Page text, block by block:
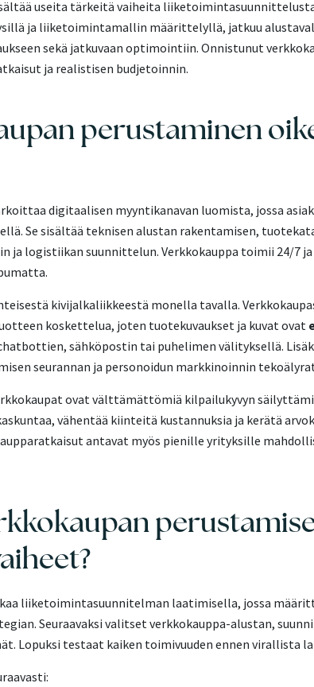
useita tärkeitä vaiheita
ja liiketoimintamallin määrittelyllä, jatkuu
sekä jatkuvaan optimointiin. Onnistunut
ja realistisen budjetoinnin.
perustaminen
digitaalisen myyntikanavan luomista, jossa
Se sisältää teknisen alustan rakentamisen,
ja logistiikan suunnittelun. Verkkokauppa toimii 24/7
kivijalkaliikkeestä monella tavalla.
koskettelua, joten tuotekuvaukset ja kuvat ovat
sähköpostin tai puhelimen välityksellä.
seurannan ja personoidun markkinoinnin
ovat välttämättömiä kilpailukyvyn
vähentää kiinteitä kustannuksia ja kerätä
antavat myös pienille yrityksille
liiketoimintasuunnitelman laatimisella, jossa
Seuraavaksi valitset verkkokauppa-alustan,
Lopuksi testaat kaiken toimivuuden ennen virallista